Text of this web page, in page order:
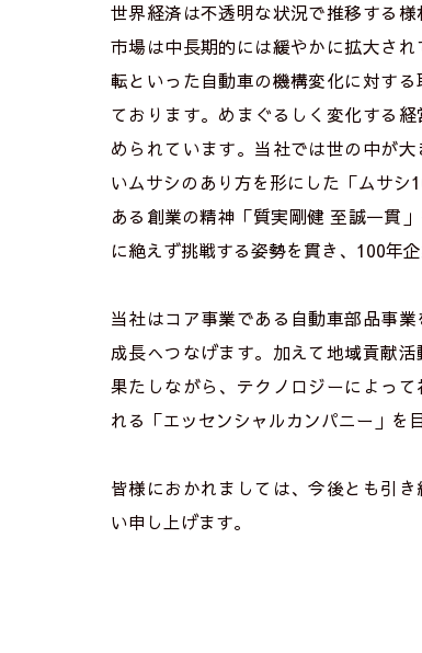
世界経済は不透明な状況で推移する
市場は中長期的には緩やかに拡大さ
転といった自動車の機構変化に対す
ております。めまぐるしく変化する
められています。当社では世の中が
いムサシのあり方を形にした「ムサ
ある創業の精神「質実剛健 至誠一貫
に絶えず挑戦する姿勢を貫き、100年
当社はコア事業である自動車部品事
成長へつなげます。加えて地域貢献
果たしながら、テクノロジーによっ
れる「エッセンシャルカンパニー」を
皆様におかれましては、今後とも引
い申し上げます。